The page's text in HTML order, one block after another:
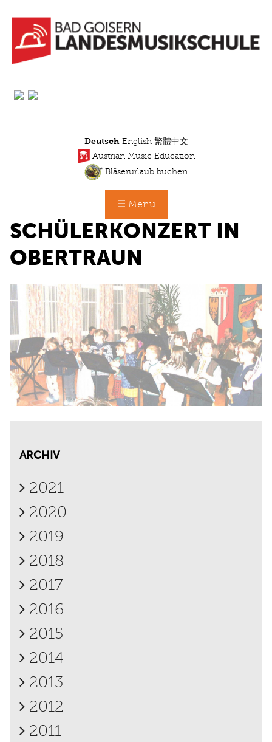
Inhalt
Deutsch English 繁體中文
Austrian Music Education
Bläserurlaub buchen
☰ Menu
SCHÜLERKONZERT IN
OBERTRAUN
ARCHIV
2021
2020
2019
2018
2017
2016
2015
2014
2013
2012
2011